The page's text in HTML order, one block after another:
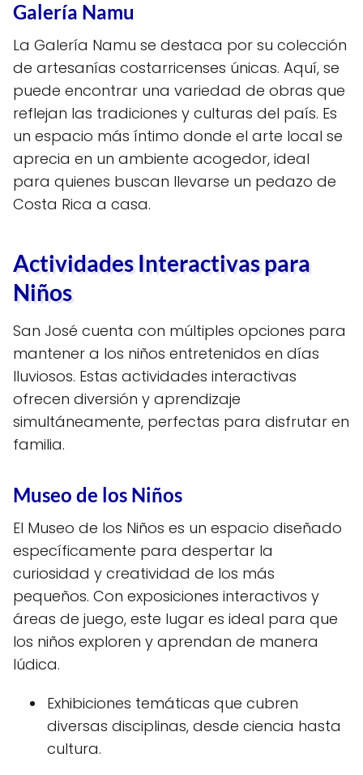
Galería Namu
La Galería Namu se destaca por su colección
de artesanías costarricenses únicas. Aquí, se
puede encontrar una variedad de obras que
reflejan las tradiciones y culturas del país. Es
un espacio más íntimo donde el arte local se
aprecia en un ambiente acogedor, ideal
para quienes buscan llevarse un pedazo de
Costa Rica a casa.
Actividades Interactivas para
Niños
San José cuenta con múltiples opciones para
mantener a los niños entretenidos en días
lluviosos. Estas actividades interactivas
ofrecen diversión y aprendizaje
simultáneamente, perfectas para disfrutar en
familia.
Museo de los Niños
El Museo de los Niños es un espacio diseñado
específicamente para despertar la
curiosidad y creatividad de los más
pequeños. Con exposiciones interactivos y
áreas de juego, este lugar es ideal para que
los niños exploren y aprendan de manera
lúdica.
Exhibiciones temáticas que cubren
diversas disciplinas, desde ciencia hasta
cultura.